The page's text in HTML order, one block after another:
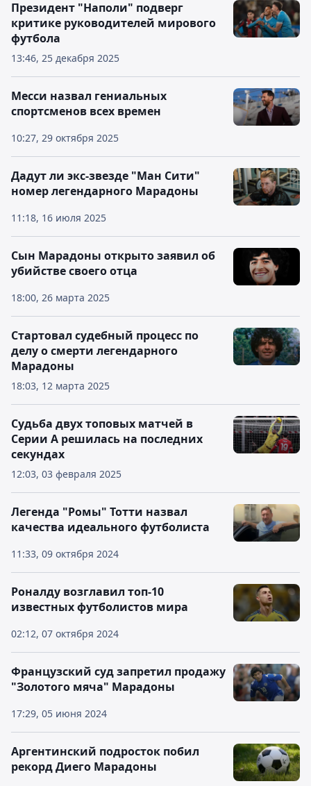
13:46, 25 декабря 2025
Президент "Наполи" подверг
критике руководителей мирового
футбола
10:27, 29 октября 2025
Месси назвал гениальных
спортсменов всех времен
11:18, 16 июля 2025
Дадут ли экс-звезде "Ман Сити"
номер легендарного Марадоны
18:00, 26 марта 2025
Сын Марадоны открыто заявил об
убийстве своего отца
18:03, 12 марта 2025
Стартовал судебный процесс по
делу о смерти легендарного
Марадоны
12:03, 03 февраля 2025
Судьба двух топовых матчей в
Серии А решилась на последних
секундах
11:33, 09 октября 2024
Легенда "Ромы" Тотти назвал
качества идеального футболиста
02:12, 07 октября 2024
Роналду возглавил топ-10
известных футболистов мира
17:29, 05 июня 2024
Французский суд запретил продажу
"Золотого мяча" Марадоны
Аргентинский подросток побил
рекорд Диего Марадоны